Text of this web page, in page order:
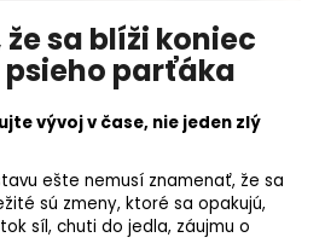
sa blíži koniec
parťáka
vývoj v čase, nie jeden zlý
ešte nemusí znamenať, že sa
sú zmeny, ktoré sa opakujú,
síl, chuti do jedla, záujmu o
HĽADAŤ